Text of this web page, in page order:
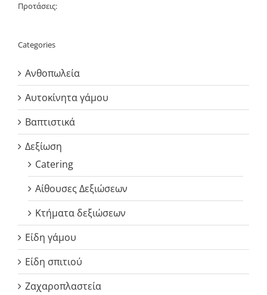
Προτάσεις:
Categories
Ανθοπωλεία
Αυτοκίνητα γάμου
Βαπτιστικά
Δεξίωση
Catering
Αίθουσες Δεξιώσεων
Κτήματα δεξιώσεων
Είδη γάμου
Είδη σπιτιού
Ζαχαροπλαστεία